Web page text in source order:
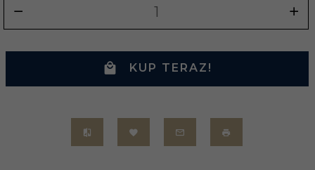
KUP TERAZ!